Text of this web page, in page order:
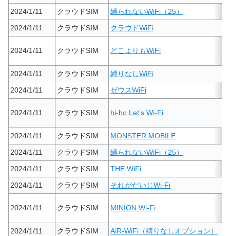
2024/1/11
クラウドSIM
縛られないWiFi（25）
2024/1/11
クラウドSIM クラウドWiFi
2024/1/11 クラウドSIM どこよりもWiFi
2024/1/11 クラウドSIM
縛りなしWiFi
2024/1/11
クラウドSIM ゼウスWiFi
2024/1/11 クラウドSIM hi-ho Let’s Wi-Fi
2024/1/11 クラウドSIM
MONSTER MOBILE
2024/1/11
クラウドSIM
縛られないWiFi（25）
2024/1/11
クラウドSIM
THE WiFi
2024/1/11
クラウドSIM それがだいじWi-Fi
2024/1/11 クラウドSIM MINION Wi-Fi
2024/1/11 クラウドSIM
AiR-WiFi（縛りなしオプション）